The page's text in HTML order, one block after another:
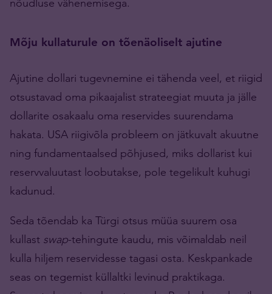
Mõju kullaturule on tõenäoliselt ajutine
Ajutine dollari tugevnemine ei tähenda veel, et riigid
otsustavad oma pikaajalist strateegiat muuta ja jälle
dollarite osakaalu oma reservides suurendama
hakata. USA riigivõla probleem on jätkuvalt akuutne
ning fundamentaalsed põhjused, miks dollarist kui
reservvaluutast loobutakse, pole tegelikult kuhugi
kadunud.
Seda tõendab ka Türgi otsus müüa suurem osa
kullast swap-tehingute kaudu, mis võimaldab neil
kulla hiljem reservidesse tagasi osta. Keskpankade
seas on tegemist küllaltki levinud praktikaga.